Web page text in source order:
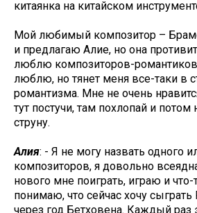
китаянка на китайском
Мой любимый композитор –
и предлагаю Алие, но она
люблю композиторов-
люблю, но тянет меня все-таки в
романтизма. Мне не очень
тут постучи, там похлопай и
струну.
Алия: - Я не могу назвать одного
композиторов, я довольно
нового мне поиграть, играю и что-
понимаю, что сейчас хочу
через год Бетховена. Каждый раз